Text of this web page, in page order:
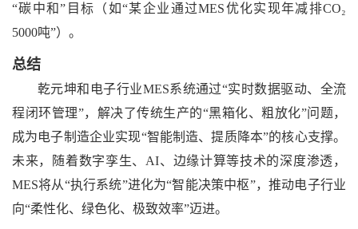
“碳中和”目标（如“某企业通过MES优化实现年减排CO₂
5000吨”）。
总结
乾元坤和 电子行业MES系统通过“实时数据驱动、全流
程闭环管理”，解决了传统生产的“黑箱化、粗放化”问题，
成为电子制造企业实现“智能制造、提质降本”的核心支撑。
未来，随着数字孪生、AI、边缘计算等技术的深度渗透，
MES将从“执行系统”进化为“智能决策中枢”，推动电子行业
向“柔性化、绿色化、极致效率”迈进。